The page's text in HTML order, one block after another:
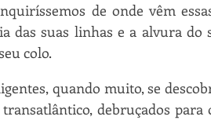
de onde vêm
das suas linhas e a alvura
colo.
quando muito, se
debruçados